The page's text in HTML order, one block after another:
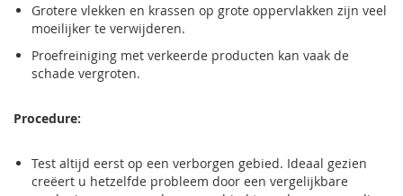
Grotere vlekken en krassen op grote oppervlakken zijn veel
moeilijker te verwijderen.
Proefreiniging met verkeerde producten kan vaak de
schade vergroten.
Procedure:
Test altijd eerst op een verborgen gebied. Ideaal gezien
creëert u hetzelfde probleem door een vergelijkbare